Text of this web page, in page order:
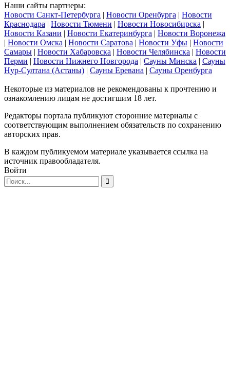
Наши сайты партнеры:
Новости Санкт-Петербурга | Новости Оренбурга | Новости
Краснодара | Новости Тюмени | Новости Новосибирска |
Новости Казани | Новости Екатеринбурга | Новости Воронежа
| Новости Омска | Новости Саратова | Новости Уфы | Новости
Самары | Новости Хабаровска | Новости Челябинска | Новости
Перми | Новости Нижнего Новгорода | Сауны Минска | Сауны
Нур-Султана (Астаны) | Сауны Еревана | Сауны Оренбурга
Некоторые из материалов не рекомендованы к прочтению и
ознакомлению лицам не достигшим 18 лет.
Редакторы портала публикуют сторонние материалы с
соответствующим выполнением обязательств по сохранению
авторских прав.
В каждом публикуемом материале указывается ссылка на
источник правообладателя.
Войти